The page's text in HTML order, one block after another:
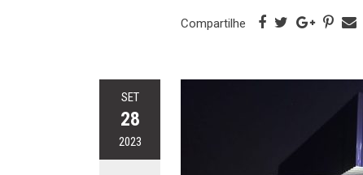
Compartilhe
SET
28
2023